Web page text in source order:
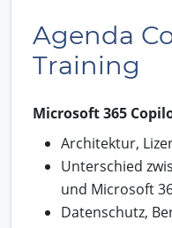
Agenda
Training
Microsoft 365
Architektur,
Unterschied
und Microsoft
Datenschutz,